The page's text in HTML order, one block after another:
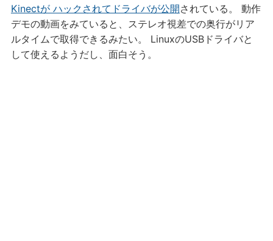
Kinectが ハックされてドライバが公開されている。 動作
デモの動画をみていると、ステレオ視差での奥行がリア
ルタイムで取得できるみたい。 LinuxのUSBドライバと
して使えるようだし、面白そう。